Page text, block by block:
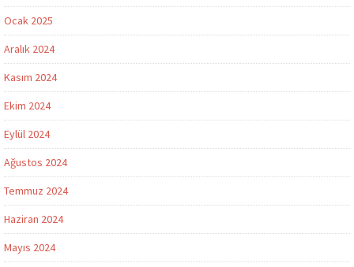
Ocak 2025
Aralık 2024
Kasım 2024
Ekim 2024
Eylül 2024
Ağustos 2024
Temmuz 2024
Haziran 2024
Mayıs 2024